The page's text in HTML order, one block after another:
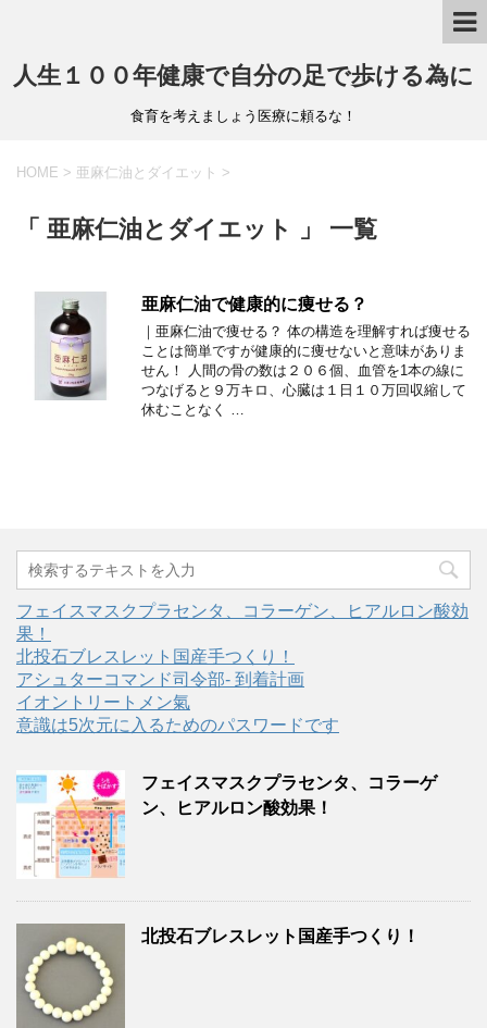
人生１００年健康で自分の足で歩ける為に
食育を考えましょう医療に頼るな！
HOME > 亜麻仁油とダイエット >
「 亜麻仁油とダイエット 」 一覧
亜麻仁油で健康的に痩せる？
｜亜麻仁油で痩せる？ 体の構造を理解すれば痩せる
ことは簡単ですが健康的に痩せないと意味がありま
せん！ 人間の骨の数は２０６個、血管を1本の線に
つなげると９万キロ、心臓は１日１０万回収縮して
休むことなく …
フェイスマスクプラセンタ、コラーゲン、ヒアルロン酸効
果！
北投石ブレスレット国産手つくり！
アシュターコマンド司令部- 到着計画
イオントリートメン氣
意識は5次元に入るためのパスワードです
フェイスマスクプラセンタ、コラーゲ
ン、ヒアルロン酸効果！
北投石ブレスレット国産手つくり！